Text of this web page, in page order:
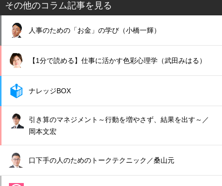
その他のコラム記事を見る
人事のための「お金」の学び（小橋一輝）
【1分で読める】仕事に活かす色彩心理学（武田みはる）
ナレッジBOX
引き算のマネジメント～行動を増やさず、結果を出す～／
岡本文宏
口下手の人のためのトークテクニック／桑山元